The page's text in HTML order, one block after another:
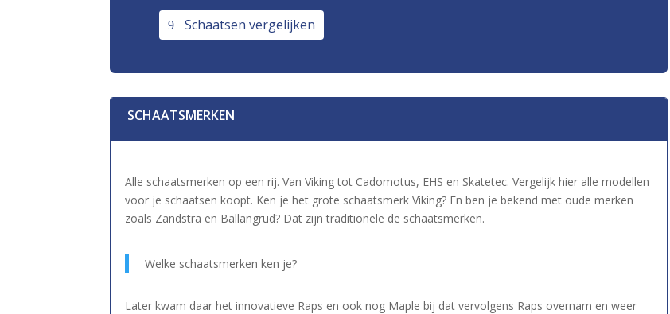
Schaatsen vergelijken
SCHAATSMERKEN
Alle schaatsmerken op een rij. Van Viking tot Cadomotus, EHS en Skatetec. Vergelijk hier alle modellen
voor je schaatsen koopt. Ken je het grote schaatsmerk Viking? En ben je bekend met oude merken
zoals Zandstra en Ballangrud? Dat zijn traditionele de schaatsmerken.
Welke schaatsmerken ken je?
Later kwam daar het innovatieve Raps en ook nog Maple bij dat vervolgens Raps overnam en weer